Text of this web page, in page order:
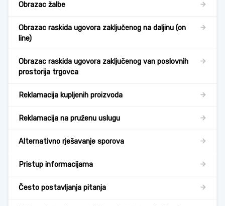
Obrazac žalbe
Obrazac raskida ugovora zaključenog na daljinu (on
line)
Obrazac raskida ugovora zaključenog van poslovnih
prostorija trgovca
Reklamacija kupljenih proizvoda
Reklamacija na pruženu uslugu
Alternativno rješavanje sporova
Pristup informacijama
Često postavljanja pitanja